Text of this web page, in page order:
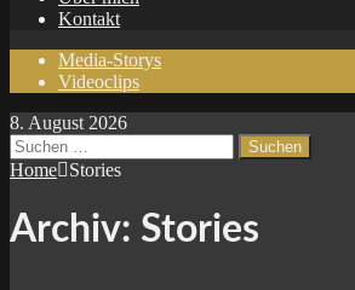
Kontakt
Media-Storys
Videoclips
8. August 2026
Suchen
nach:
Home Stories
Archiv: Stories